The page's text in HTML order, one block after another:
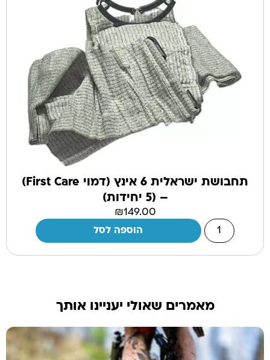
תחבושת ישראלית 6 אינץ (דמוי First Care)
– (5 יחידות)
₪149.00
הוספה לסל
מאמרים שאולי יעניינו אותך